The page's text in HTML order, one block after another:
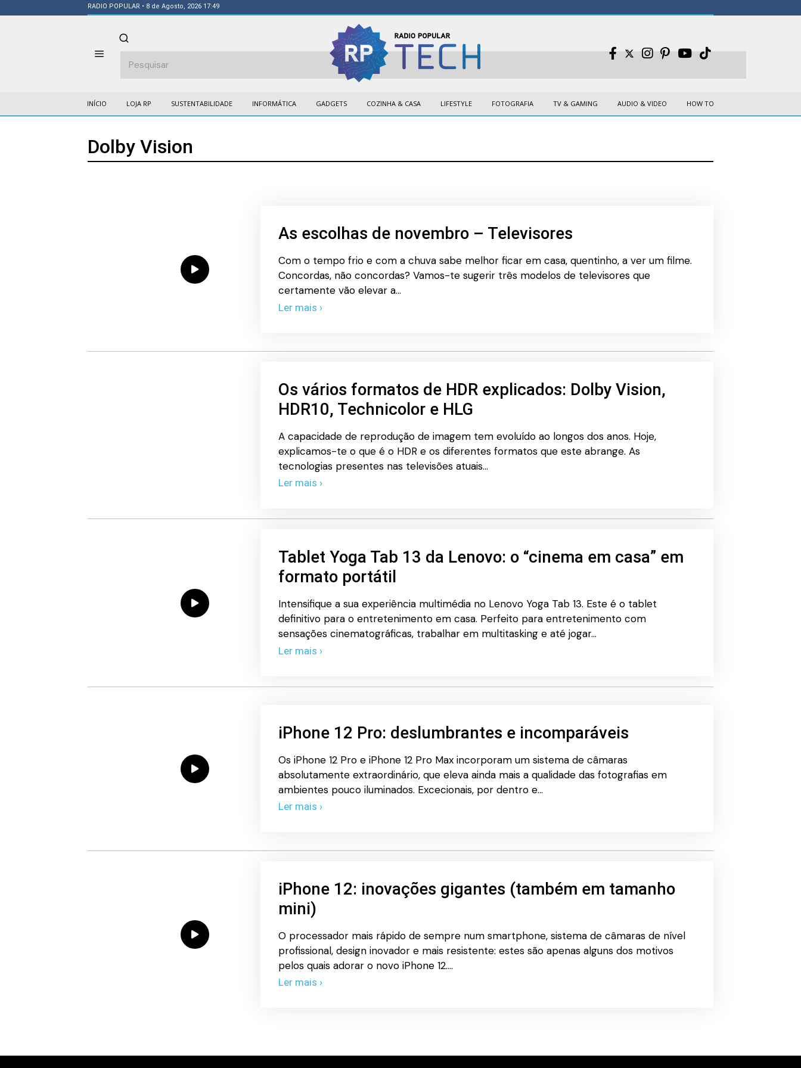
RADIO POPULAR • 8 de Agosto, 2026 17:49
INÍCIO LOJA RP SUSTENTABILIDADE INFORMÁTICA GADGETS COZINHA & CASA LIFESTYLE FOTOGRAFIA TV & GAMING AUDIO & VIDEO HOW TO
Dolby Vision
As escolhas de novembro – Televisores
Com o tempo frio e com a chuva sabe melhor ficar em casa, quentinho, a ver um filme.
Concordas, não concordas? Vamos-te sugerir três modelos de televisores que
certamente vão elevar a…
Ler mais ›
Os vários formatos de HDR explicados: Dolby Vision,
HDR10, Technicolor e HLG
A capacidade de reprodução de imagem tem evoluído ao longos dos anos. Hoje,
explicamos-te o que é o HDR e os diferentes formatos que este abrange. As
tecnologias presentes nas televisões atuais…
Ler mais ›
Tablet Yoga Tab 13 da Lenovo: o “cinema em casa” em
formato portátil
Intensifique a sua experiência multimédia no Lenovo Yoga Tab 13. Este é o tablet
definitivo para o entretenimento em casa. Perfeito para entretenimento com
sensações cinematográficas, trabalhar em multitasking e até jogar…
Ler mais ›
iPhone 12 Pro: deslumbrantes e incomparáveis
Os iPhone 12 Pro e iPhone 12 Pro Max incorporam um sistema de câmaras
absolutamente extraordinário, que eleva ainda mais a qualidade das fotografias em
ambientes pouco iluminados. Excecionais, por dentro e…
Ler mais ›
iPhone 12: inovações gigantes (também em tamanho
mini)
O processador mais rápido de sempre num smartphone, sistema de câmaras de nível
profissional, design inovador e mais resistente: estes são apenas alguns dos motivos
pelos quais adorar o novo iPhone 12.…
Ler mais ›